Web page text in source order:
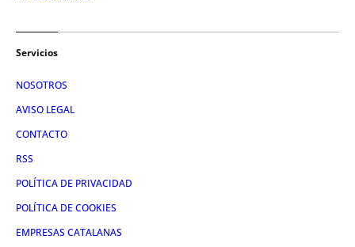
Servicios
NOSOTROS
AVISO LEGAL
CONTACTO
RSS
POLÍTICA DE PRIVACIDAD
POLÍTICA DE COOKIES
EMPRESAS CATALANAS